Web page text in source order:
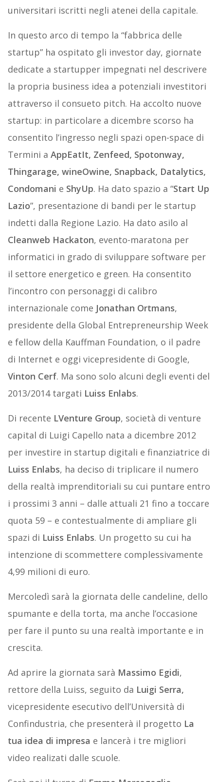
universitari iscritti negli atenei della capitale.
In questo arco di tempo la “fabbrica delle
startup” ha ospitato gli investor day, giornate
dedicate a startupper impegnati nel descrivere
la propria business idea a potenziali investitori
attraverso il consueto pitch. Ha accolto nuove
startup: in particolare a dicembre scorso ha
consentito l’ingresso negli spazi open-space di
Termini a AppEatIt, Zenfeed, Spotonway,
Thingarage, wineOwine, Snapback, Datalytics,
Condomani e ShyUp. Ha dato spazio a “Start Up
Lazio”, presentazione di bandi per le startup
indetti dalla Regione Lazio. Ha dato asilo al
Cleanweb Hackaton, evento-maratona per
informatici in grado di sviluppare software per
il settore energetico e green. Ha consentito
l’incontro con personaggi di calibro
internazionale come Jonathan Ortmans,
presidente della Global Entrepreneurship Week
e fellow della Kauffman Foundation, o il padre
di Internet e oggi vicepresidente di Google,
Vinton Cerf. Ma sono solo alcuni degli eventi del
2013/2014 targati Luiss Enlabs.
Di recente LVenture Group, società di venture
capital di Luigi Capello nata a dicembre 2012
per investire in startup digitali e finanziatrice di
Luiss Enlabs, ha deciso di triplicare il numero
della realtà imprenditoriali su cui puntare entro
i prossimi 3 anni – dalle attuali 21 fino a toccare
quota 59 – e contestualmente di ampliare gli
spazi di Luiss Enlabs. Un progetto su cui ha
intenzione di scommettere complessivamente
4,99 milioni di euro.
Mercoledì sarà la giornata delle candeline, dello
spumante e della torta, ma anche l’occasione
per fare il punto su una realtà importante e in
crescita.
Ad aprire la giornata sarà Massimo Egidi,
rettore della Luiss, seguito da Luigi Serra,
vicepresidente esecutivo dell’Università di
Confindustria, che presenterà il progetto La
tua idea di impresa e lancerà i tre migliori
video realizati dalle scuole.